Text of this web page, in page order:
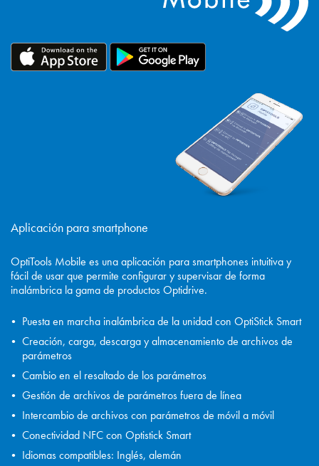
Aplicación para smartphone
OptiTools Mobile es una aplicación para smartphones intuitiva y
fácil de usar que permite configurar y supervisar de forma
inalámbrica la gama de productos Optidrive.
Puesta en marcha inalámbrica de la unidad con OptiStick Smart
Creación, carga, descarga y almacenamiento de archivos de
parámetros
Cambio en el resaltado de los parámetros
Gestión de archivos de parámetros fuera de línea
Intercambio de archivos con parámetros de móvil a móvil
Conectividad NFC con Optistick Smart
Idiomas compatibles: Inglés, alemán